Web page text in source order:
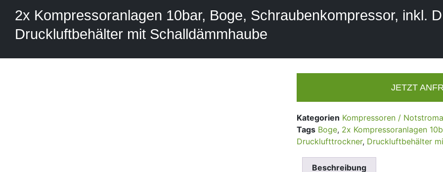
2x Kompressoranlagen 10bar, Boge, Schraubenkompressor, inkl.
Druckluftbehälter mit Schalldämmhaube
JETZT
Kategorien Kompressoren /
Tags Boge, 2x Kompressoranlagen
Drucklufttrockner, Druckluftbehälter
Beschreibung